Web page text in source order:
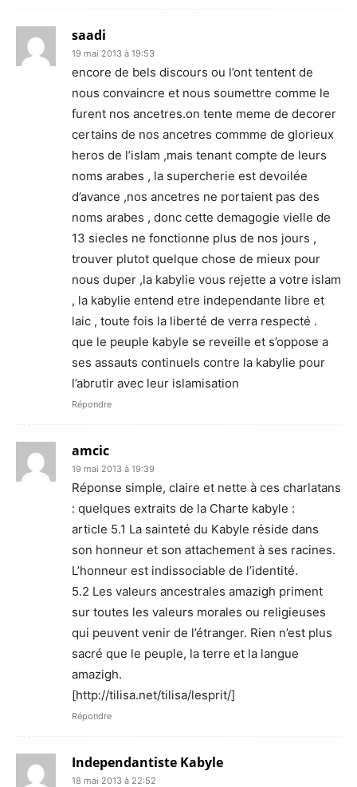
saadi
19 mai 2013 à 19:53
encore de bels discours ou l’ont tentent de
nous convaincre et nous soumettre comme le
furent nos ancetres.on tente meme de decorer
certains de nos ancetres commme de glorieux
heros de l’islam ,mais tenant compte de leurs
noms arabes , la supercherie est devoilée
d’avance ,nos ancetres ne portaient pas des
noms arabes , donc cette demagogie vielle de
13 siecles ne fonctionne plus de nos jours ,
trouver plutot quelque chose de mieux pour
nous duper ,la kabylie vous rejette a votre islam
, la kabylie entend etre independante libre et
laic , toute fois la liberté de verra respecté .
que le peuple kabyle se reveille et s’oppose a
ses assauts continuels contre la kabylie pour
l’abrutir avec leur islamisation
Répondre
amcic
19 mai 2013 à 19:39
Réponse simple, claire et nette à ces charlatans
: quelques extraits de la Charte kabyle :
article 5.1 La sainteté du Kabyle réside dans
son honneur et son attachement à ses racines.
L’honneur est indissociable de l’identité.
5.2 Les valeurs ancestrales amazigh priment
sur toutes les valeurs morales ou religieuses
qui peuvent venir de l’étranger. Rien n’est plus
sacré que le peuple, la terre et la langue
amazigh.
[http://tilisa.net/tilisa/lesprit/]
Répondre
Independantiste Kabyle
18 mai 2013 à 22:52